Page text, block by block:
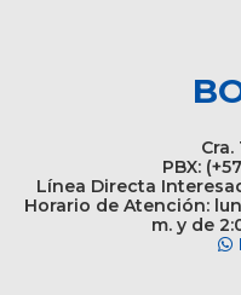
Cra.
PBX:
Línea Directa
Horario de Atención:
m. y de